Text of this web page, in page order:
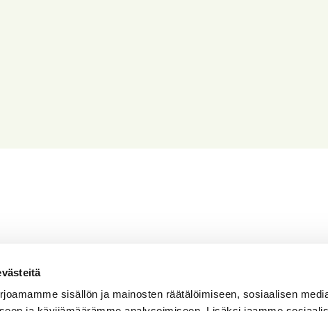
sisällön ja mainosten räätälöimiseen, sosiaalisen